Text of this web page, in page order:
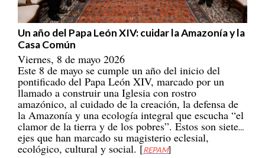
Un año del Papa León XIV: cuidar la Amazonía y la
Casa Común
Viernes, 8 de mayo 2026
Este 8 de mayo se cumple un año del inicio del
pontificado del Papa León XIV, marcado por un
llamado a construir una Iglesia con rostro
amazónico, al cuidado de la creación, la defensa de
la Amazonía y una ecología integral que escucha “el
clamor de la tierra y de los pobres”. Estos son siete
ejes que han marcado su magisterio eclesial,
ecológico, cultural y social. [REPAM]